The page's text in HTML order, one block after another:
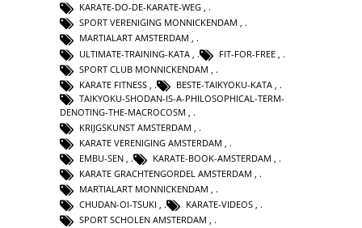
KARATE-DO-DE-KARATE-WEG ,
SPORT VERENIGING MONNICKENDAM ,
MARTIALART AMSTERDAM ,
ULTIMATE-TRAINING-KATA
FIT-FOR-FREE
SPORT CLUB MONNICKENDAM
KARATE FITNESS
BESTE-TAIKYOKU-KATA
TAIKYOKU-SHODAN-IS-A-PHILOSOPHICAL-TERM-
DENOTING-THE-MACROCOSM
KRIJGSKUNST AMSTERDAM
KARATE VERENIGING AMSTERDAM
EMBU-SEN
KARATE-BOOK-AMSTERDAM
KARATE GRACHTENGORDEL AMSTERDAM
MARTIALART MONNICKENDAM ,
CHUDAN-OI-TSUKI , KARATE-VIDEOS ,
SPORT SCHOLEN AMSTERDAM ,